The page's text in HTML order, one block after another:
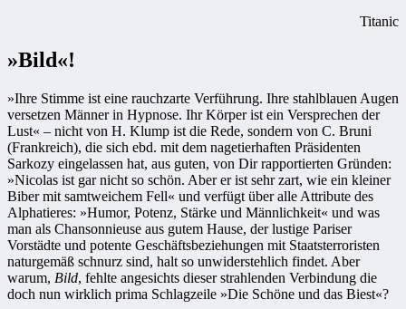
Titanic
»Bild«!
»Ihre Stimme ist eine rauchzarte Verführung. Ihre stahlblauen Augen
versetzen Männer in Hypnose. Ihr Körper ist ein Versprechen der
Lust« – nicht von H. Klump ist die Rede, sondern von C. Bruni
(Frankreich), die sich ebd. mit dem nagetierhaften Präsidenten
Sarkozy eingelassen hat, aus guten, von Dir rapportierten Gründen:
»Nicolas ist gar nicht so schön. Aber er ist sehr zart, wie ein kleiner
Biber mit samtweichem Fell« und verfügt über alle Attribute des
Alphatieres: »Humor, Potenz, Stärke und Männlichkeit« und was
man als Chansonnieuse aus gutem Hause, der lustige Pariser
Vorstädte und potente Geschäftsbeziehungen mit Staatsterroristen
naturgemäß schnurz sind, halt so unwiderstehlich findet. Aber
warum, Bild, fehlte angesichts dieser strahlenden Verbindung die
doch nun wirklich prima Schlagzeile »Die Schöne und das Biest«?